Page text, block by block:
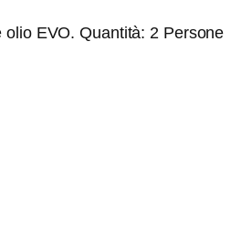
EVO. Quantità: 2 Persone